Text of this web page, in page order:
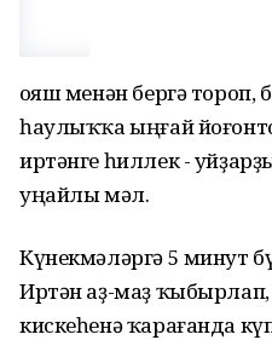
Ҡояш менән бергә тороп,
һаулыҡҡа ыңғай
иртәнге һиллек -
уңайлы мәл.
Күнекмәләргә 5 минут
Иртән аҙ-маҙ ҡыбырлап,
кискеһенә ҡарағанда